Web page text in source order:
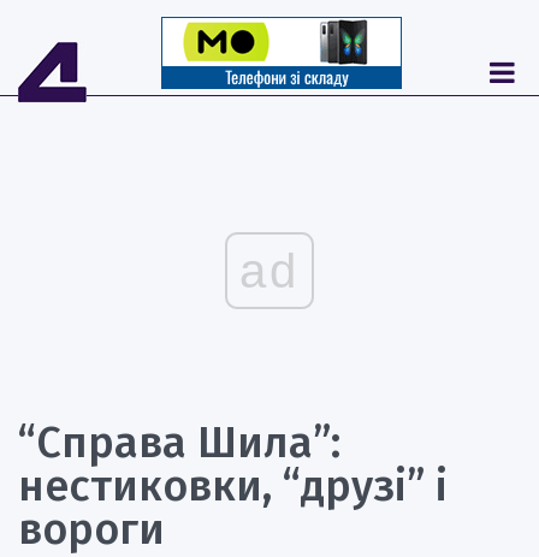
ad
“Справа Шила”:
нестиковки, “друзі” і
вороги